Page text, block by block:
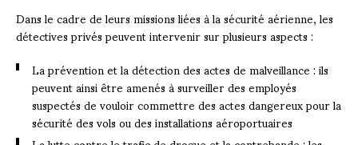
Dans le cadre de leurs missions liées à la sécurité aérienne, les
détectives privés peuvent intervenir sur plusieurs aspects :
La prévention et la détection des actes de malveillance : ils
peuvent ainsi être amenés à surveiller des employés
suspectés de vouloir commettre des actes dangereux pour la
sécurité des vols ou des installations aéroportuaires